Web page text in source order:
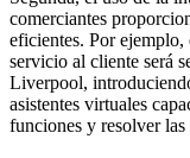
comerciantes
eficientes. Por ejemplo,
servicio al cliente será
Liverpool,
asistentes virtuales
funciones y resolver las